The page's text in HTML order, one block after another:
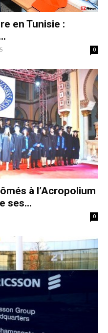
en Tunisie :
0
à l’Acropolium
ses...
0